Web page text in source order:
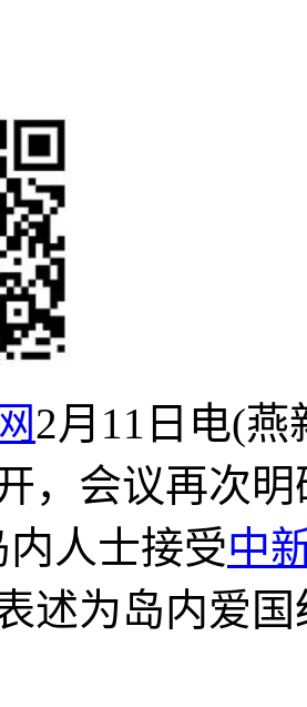
2月11日电(燕
，会议再次
内人士接受中
述为岛内爱